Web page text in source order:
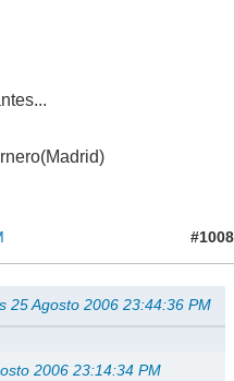
#1008
25 Agosto 2006 23:44:36 PM
2006 23:14:34 PM